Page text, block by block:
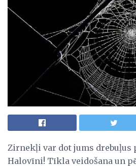
Zirnekļi var dot jums drebuļus
Halovīni! Tīkla veidošana un